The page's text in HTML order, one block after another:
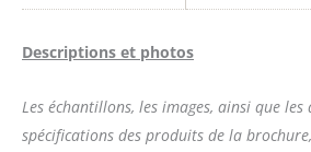
Descriptions et photos
Les échantillons, les images, ainsi que
spécifications des produits de la